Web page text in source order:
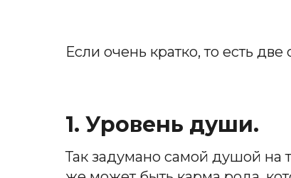
Если очень кратко, то есть
1. Уровень души.
Так задумано самой душой на